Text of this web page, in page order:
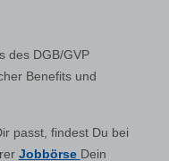
des DGB/GVP
Benefits und
passt, findest Du bei
Jobbörse Dein